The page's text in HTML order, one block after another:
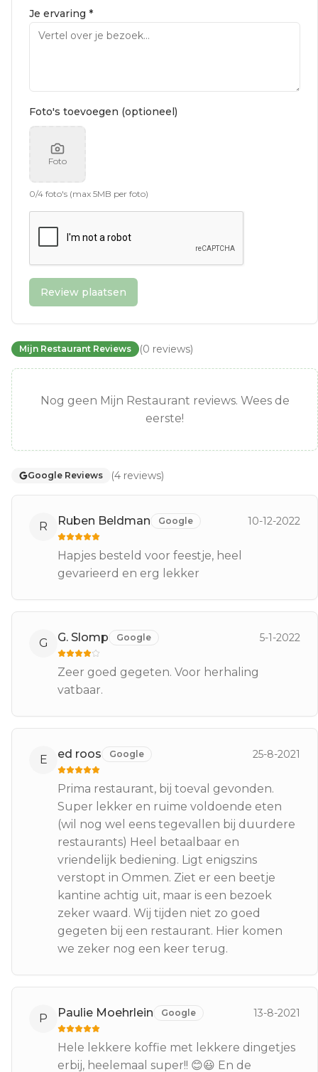
Je ervaring *
Foto's toevoegen (optioneel)
Foto
0/4 foto's (max 5MB per foto)
Review plaatsen
Mijn Restaurant Reviews (0 reviews)
Nog geen Mijn Restaurant reviews. Wees de
eerste!
Google Reviews (4 reviews)
R Ruben Beldman Google 10-12-2022
Hapjes besteld voor feestje, heel
gevarieerd en erg lekker
G G. Slomp Google 5-1-2022
Zeer goed gegeten. Voor herhaling
vatbaar.
E ed roos Google 25-8-2021
Prima restaurant, bij toeval gevonden.
Super lekker en ruime voldoende eten
(wil nog wel eens tegevallen bij duurdere
restaurants) Heel betaalbaar en
vriendelijk bediening. Ligt enigszins
verstopt in Ommen. Ziet er een beetje
kantine achtig uit, maar is een bezoek
zeker waard. Wij tijden niet zo goed
gegeten bij een restaurant. Hier komen
we zeker nog een keer terug.
P Paulie Moehrlein Google 13-8-2021
Hele lekkere koffie met lekkere dingetjes
erbij, heelemaal super!! 😊😃 En de